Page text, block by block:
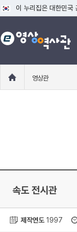
이 누리집은 대한민국
공식 누리집 주소 확인
go.kr 주소를 사용하
로
영상관
속도 전시관
제작연도 1997